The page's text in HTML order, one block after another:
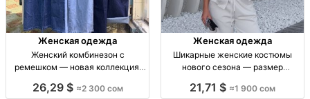
Женская одежда
Женский комбинезон с
ремешком — новая коллекция,
ремешком, размеры M–L,
26,29 $ ≈2 300 сом
Женская одежда
Шикарные женские костюмы
нового сезона — размер
костюм, новая коллекция, р-р
21,71 $ ≈1 900 сом